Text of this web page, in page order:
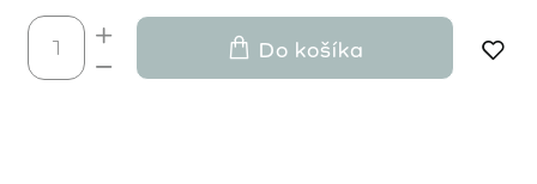
Do košíka